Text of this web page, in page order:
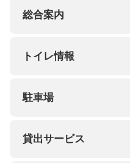
総合案内
トイレ情報
駐車場
貸出サービス